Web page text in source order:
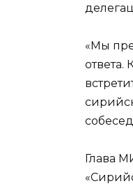
«Мы
ответа.
Глава